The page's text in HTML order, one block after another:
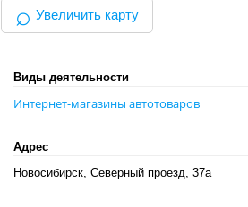
⌕ Увеличить карту
Виды деятельности
Интернет-магазины автотоваров
Адрес
Новосибирск, Северный проезд, 37а